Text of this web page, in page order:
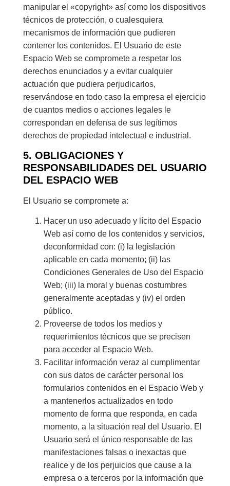
manipular el «copyright» así como los dispositivos
técnicos de protección, o cualesquiera
mecanismos de información que pudieren
contener los contenidos. El Usuario de este
Espacio Web se compromete a respetar los
derechos enunciados y a evitar cualquier
actuación que pudiera perjudicarlos,
reservándose en todo caso la empresa el ejercicio
de cuantos medios o acciones legales le
correspondan en defensa de sus legítimos
derechos de propiedad intelectual e industrial.
5. OBLIGACIONES Y
RESPONSABILIDADES DEL USUARIO
DEL ESPACIO WEB
El Usuario se compromete a:
Hacer un uso adecuado y lícito del Espacio
Web así como de los contenidos y servicios,
deconformidad con: (i) la legislación
aplicable en cada momento; (ii) las
Condiciones Generales de Uso del Espacio
Web; (iii) la moral y buenas costumbres
generalmente aceptadas y (iv) el orden
público.
Proveerse de todos los medios y
requerimientos técnicos que se precisen
para acceder al Espacio Web.
Facilitar información veraz al cumplimentar
con sus datos de carácter personal los
formularios contenidos en el Espacio Web y
a mantenerlos actualizados en todo
momento de forma que responda, en cada
momento, a la situación real del Usuario. El
Usuario será el único responsable de las
manifestaciones falsas o inexactas que
realice y de los perjuicios que cause a la
empresa o a terceros por la información que